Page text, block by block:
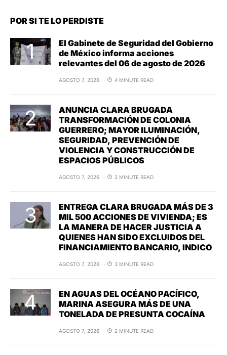
POR SI TE LO PERDISTE
El Gabinete de Seguridad del Gobierno
de México informa acciones
relevantes del 06 de agosto de 2026
AGOSTO 7, 2026 4 MINUTE READ
ANUNCIA CLARA BRUGADA
TRANSFORMACIÓN DE COLONIA
GUERRERO; MAYOR ILUMINACIÓN,
SEGURIDAD, PREVENCIÓN DE
VIOLENCIA Y CONSTRUCCIÓN DE
ESPACIOS PÚBLICOS
AGOSTO 7, 2026 2 MINUTE READ
ENTREGA CLARA BRUGADA MÁS DE 3
MIL 500 ACCIONES DE VIVIENDA; ES
LA MANERA DE HACER JUSTICIA A
QUIENES HAN SIDO EXCLUIDOS DEL
FINANCIAMIENTO BANCARIO, INDICO
AGOSTO 7, 2026 3 MINUTE READ
EN AGUAS DEL OCÉANO PACÍFICO,
MARINA ASEGURA MÁS DE UNA
TONELADA DE PRESUNTA COCAÍNA
AGOSTO 7, 2026 2 MINUTE READ